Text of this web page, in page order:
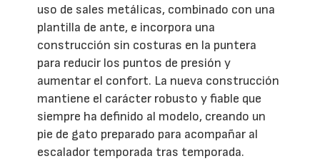
uso de sales metálicas, combinado con una
plantilla de ante, e incorpora una
construcción sin costuras en la puntera
para reducir los puntos de presión y
aumentar el confort. La nueva construcción
mantiene el carácter robusto y fiable que
siempre ha definido al modelo, creando un
pie de gato preparado para acompañar al
escalador temporada tras temporada.